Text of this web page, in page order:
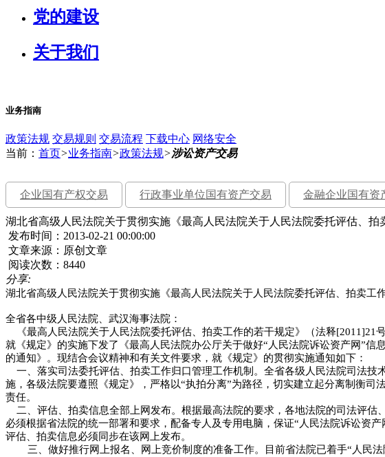
党的建设
关于我们
业务指南
政策法规 交易规则 交易流程 下载中心 网络安全
当前： 首页>业务指南>政策法规>涉讼资产交易
企业国有产权交易 行政事业单位国有资产交易 金融企业国有资
湖北省高级人民法院关于贯彻实施《最高人民法院关于人民法院委托评估、拍
发布时间：2013-02-21 00:00:00
文章来源：原创文章
阅读次数：8440
分享:
湖北省高级人民法院关于贯彻实施《最高人民法院关于人民法院委托评估、拍卖工
全省各中级人民法院、武汉海事法院：
《最高人民法院关于人民法院委托评估、拍卖工作的若干规定》（法释[2011]21
就《规定》的实施下发了《最高人民法院办公厅关于做好“人民法院诉讼资产网”
的通知》。现结合会议精神和有关文件要求，就《规定》的贯彻实施通知如下：
一、落实司法委托评估、拍卖工作归口管理工作机制。全省各级人民法院司法
施，各级法院要遵照《规定》，严格以“执拍分离”为路径，切实建立起分离制衡
责任。
二、评估、拍卖信息全部上网发布。根据最高法院的要求，各地法院的司法评
必须根据省法院的统一部署和要求，配备专人及专用电脑，保证“人民法院诉讼资
评估、拍卖信息必须同步在该网上发布。
三、做好推行网上报名、网上竞价制度的准备工作。目前省法院已着手“人民